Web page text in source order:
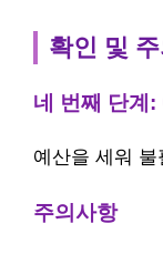
확인 및
네 번째 단계:
예산을 세워
주의사항